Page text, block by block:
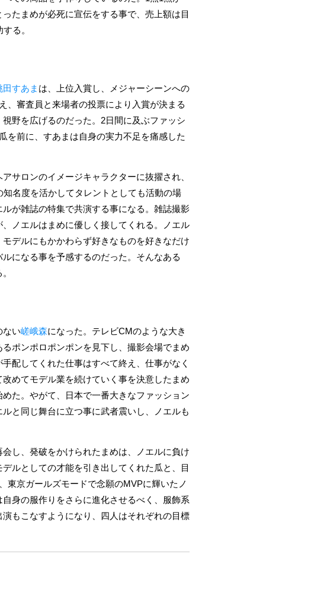
たまめが必死に宣伝をする事で、売上額は目
る。
田すあま は、上位入賞し、メジャーシーンへの
、審査員と来場者の投票により入賞が決まる
野を広げるのだった。2日間に及ぶファッシ
を前に、すあまは自身の実力不足を痛感した
サロンのイメージキャラクターに抜擢され、
知名度を活かしてタレントとしても活動の場
が雑誌の特集で共演する事になる。雑誌撮影
ノエルはまめに優しく接してくれる。ノエル
デルにもかかわらず好きなものを好きなだけ
になる事を予感するのだった。そんなある
ない嵯峨森になった。テレビCMのような大き
ポンポロポンポンを見下し、撮影会場でまめ
配してくれた仕事はすべて終え、仕事がなく
めてモデル業を続けていく事を決意したまめ
た。やがて、日本で一番大きなファッション
と同じ舞台に立つ事に武者震いし、ノエルも
し、発破をかけられたまめは、ノエルに負け
ルとしての才能を引き出してくれた瓜と、目
東京ガールズモードで念願のMVPに輝いたノ
自身の服作りをさらに進化させるべく、服飾系
もこなすようになり、四人はそれぞれの目標